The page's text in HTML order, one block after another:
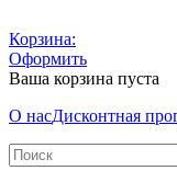
Корзина:
Оформить
Ваша корзина пуста
О насДисконтная